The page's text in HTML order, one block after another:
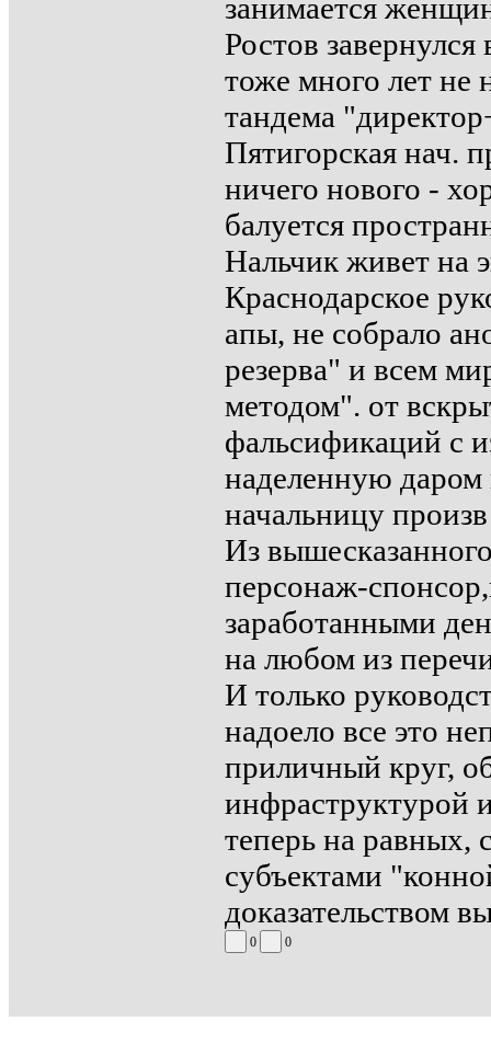
занимается
Ростов
тоже много лет не
тандема
Пятигорская нач.
ничего нового -
балуется
Нальчик живет на
Краснодарское
апы, не собрало
резерва" и всем
методом". от
фальсификаций с
наделенную даром
начальницу
Из
персонаж-
заработанными
на любом из
И только
надоело все это
приличный круг,
инфраструктурой
теперь на равных,
субъектами
доказательством
0 0